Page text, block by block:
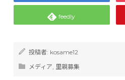
feedly
投稿者: kosame12
メディア 里親募集